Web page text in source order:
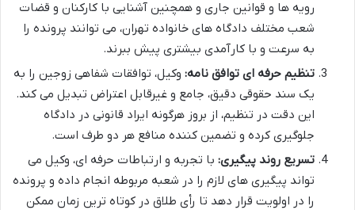
رویه ها و قوانین جاری و همچنین آشنایی با کارکنان و قضات
شعب مختلف دادگاه های خانواده تهران، می توانند پرونده را
به سرعت و با کارآمدی بیشتری پیش ببرند.
تنظیم حرفه ای توافق نامه: وکیل، توافقات شفاهی زوجین را به
یک سند حقوقی دقیق، جامع و غیرقابل اعتراض تبدیل می کند.
این دقت در تنظیم، از بروز هرگونه ایراد قانونی در دادگاه
جلوگیری کرده و تضمین کننده منافع هر دو طرف است.
تسریع روند پیگیری: با تجربه و ارتباطات حرفه ای، وکیل می
تواند پیگیری های لازم را در شعبه مربوطه انجام داده و پرونده
را در اولویت قرار دهد تا رأی طلاق در کوتاه ترین زمان ممکن